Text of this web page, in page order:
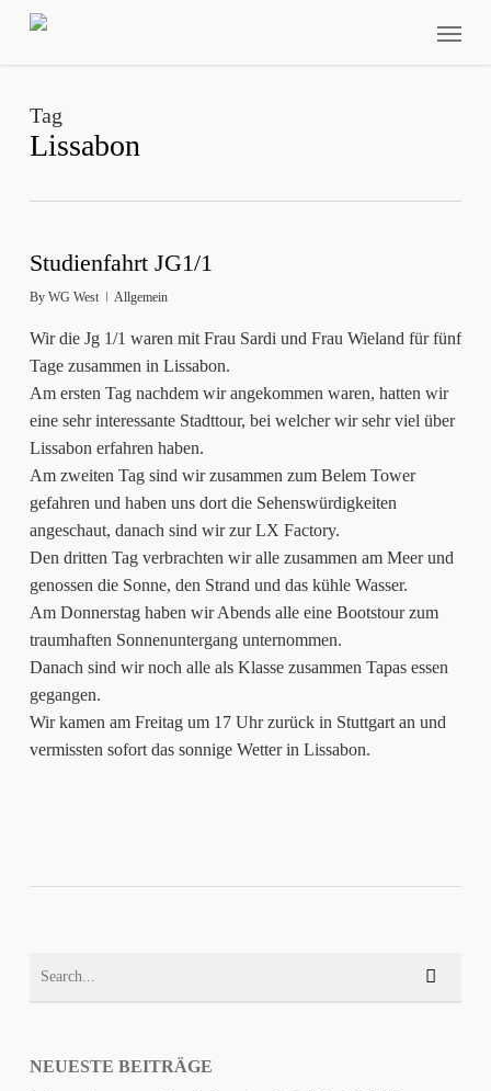
Skip
Tag
Lissabon
Studienfahrt JG1/1
By WG West Allgemein
Wir die Jg 1/1 waren mit Frau Sardi und Frau Wieland für fünf
Tage zusammen in Lissabon.
Am ersten Tag nachdem wir angekommen waren, hatten wir
eine sehr interessante Stadttour, bei welcher wir sehr viel über
Lissabon erfahren haben.
Am zweiten Tag sind wir zusammen zum Belem Tower
gefahren und haben uns dort die Sehenswürdigkeiten
angeschaut, danach sind wir zur LX Factory.
Den dritten Tag verbrachten wir alle zusammen am Meer und
genossen die Sonne, den Strand und das kühle Wasser.
Am Donnerstag haben wir Abends alle eine Bootstour zum
traumhaften Sonnenuntergang unternommen.
Danach sind wir noch alle als Klasse zusammen Tapas essen
gegangen.
Wir kamen am Freitag um 17 Uhr zurück in Stuttgart an und
vermissten sofort das sonnige Wetter in Lissabon.
NEUESTE BEITRÄGE